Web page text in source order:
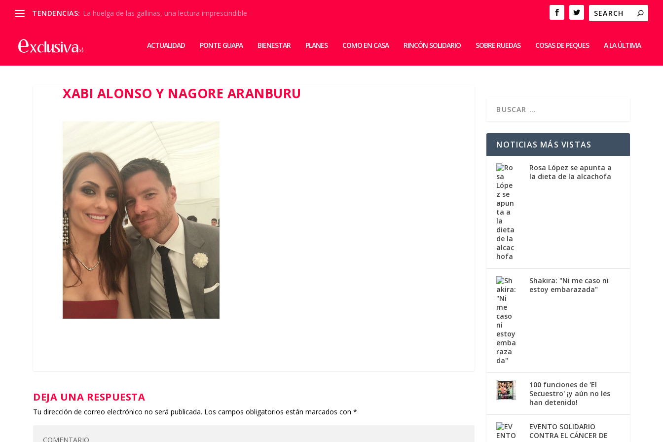
TENDENCIAS: La huelga de las gallinas, una lectura imprescindible
ACTUALIDAD PONTE GUAPA BIENESTAR PLANES COMO EN CASA RINCÓN SOLIDARIO SOBRE RUEDAS COSAS DE PEQUES A LA ÚLTIMA
XABI ALONSO Y NAGORE ARANBURU
DEJA UNA RESPUESTA
Tu dirección de correo electrónico no será publicada. Los campos obligatorios están marcados con*
NOTICIAS MÁS VISTAS
Rosa López se apunta a
la dieta de la alcachofa
Shakira: "Ni me caso ni
estoy embarazada"
100 funciones de 'El
Secuestro' ¡y aún no les
han detenido!
EVENTO SOLIDARIO
CONTRA EL CÁNCER DE